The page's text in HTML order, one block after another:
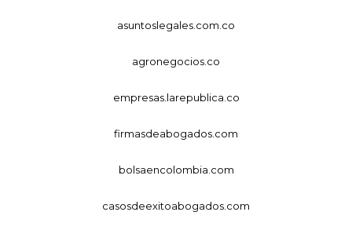
asuntoslegales.com.co
agronegocios.co
empresas.larepublica.co
firmasdeabogados.com
bolsaencolombia.com
casosdeexitoabogados.com